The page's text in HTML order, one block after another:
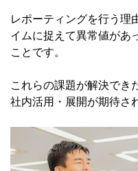
レポーティングを行う理
イムに捉えて異常値があ
ことです。
これらの課題が解決でき
社内活用・展開が期待さ